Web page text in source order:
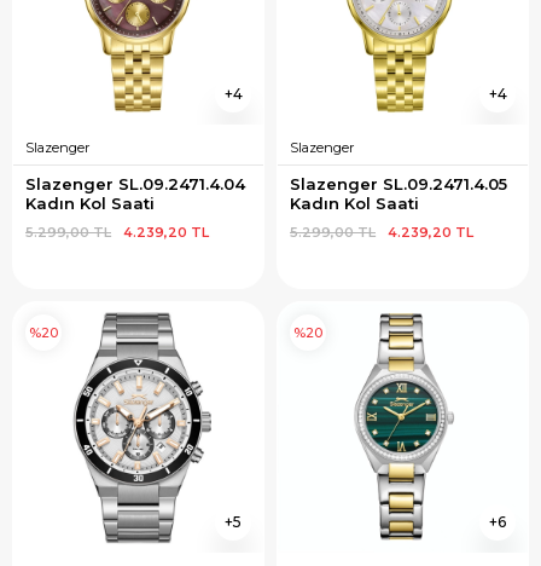
4
Slazenger
Slazenger SL.09.2471.4.04
Kadın Kol Saati
4.239,20 TL
5.299,00 TL
4
Slazenger
Slazenger SL.09.2471.4.05
Kadın Kol Saati
4.239,20 TL
5.299,00 TL
5
%20
6
%20